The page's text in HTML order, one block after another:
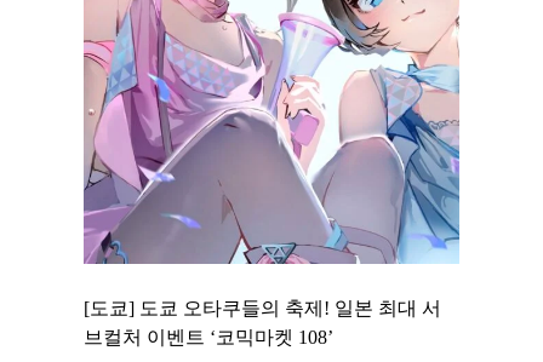
[도쿄] 도쿄 오타쿠들의 축제! 일본 최대 서
브컬처 이벤트 ‘코믹마켓 108’